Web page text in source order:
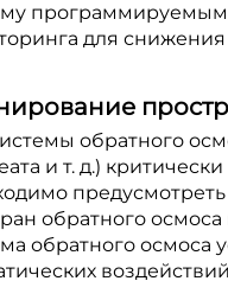
для снижения
обратного
и т. д.)
обратного осмоса
обратного осмоса